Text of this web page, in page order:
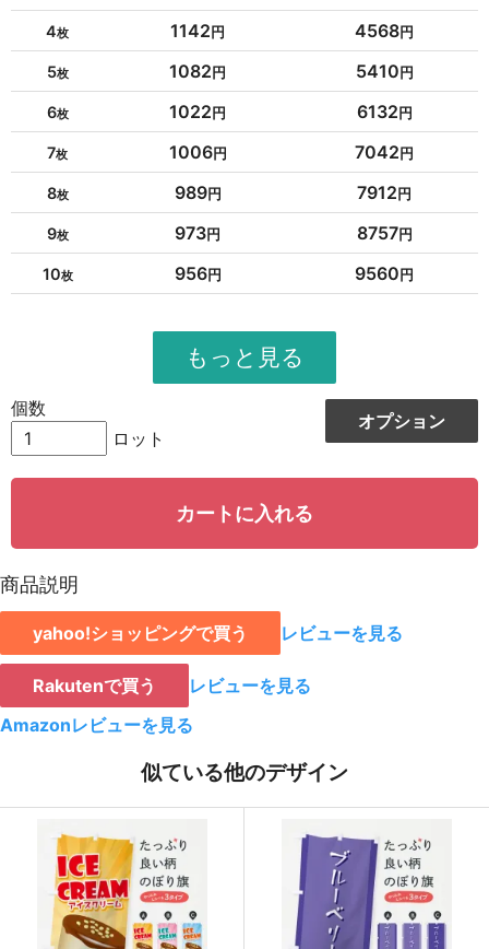
4 1142 4568
5 1082 5410
6 1022 6132
7 1006 7042
8 989 7912
9 973 8757
10 956 9560
951
12324
13216
15 942 14130
939
18
19 928 15776
20 923
21 921
919
24 915 21960
25 913 22825
26 911 23686
オプション
個数
ロット
カートに入れる
商品説明
yahoo!ショッピングで買う レビューを見る
Rakutenで買う
レビューを見る
Amazonレビューを見る
似ている他のデザイン